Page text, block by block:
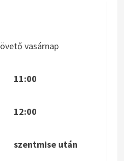
vasárnap
11:00
12:00
szentmise után